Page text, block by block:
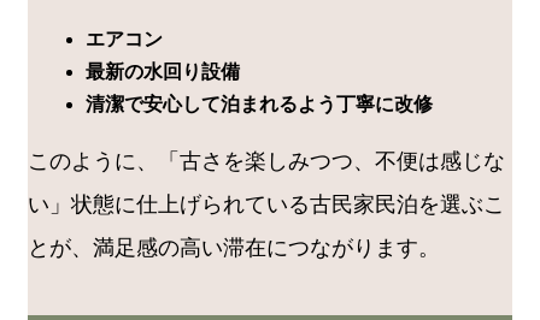
エアコン
最新の水回り設備
清潔で安心して泊まれるよう丁寧に改修
このように、「古さを楽しみつつ、不便は感じな
い」状態に仕上げられている古民家民泊を選ぶこ
とが、満足感の高い滞在につながります。